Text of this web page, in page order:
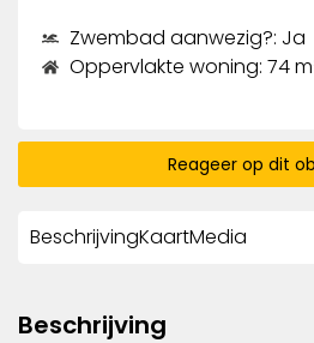
Zwembad aanwezig?: Ja
Oppervlakte woning: 74
Reageer op dit
BeschrijvingKaartMedia
Beschrijving